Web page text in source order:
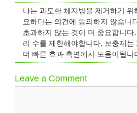
나는 과도한 체지방을 제거하기 위
요하다는 의견에 동의하지 않습니
초과하지 않는 것이 더 중요합니다
리 수를 제한해야합니다. 보충제는
더 빠른 효과 측면에서 도움이됩니
Leave a Comment